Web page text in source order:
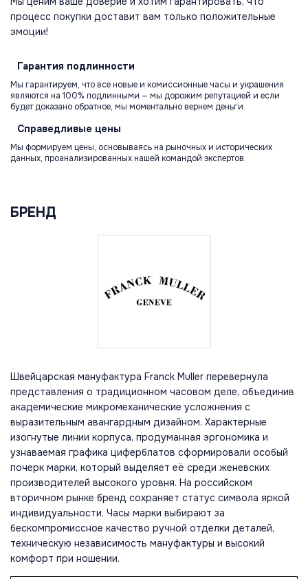
процесс покупки доставит вам только положительные
эмоции!
Гарантия подлинности
Мы гарантируем, что все новые и комиссионные часы и украшения
являются на 100% подлинными — мы дорожим репутацией и если
будет доказано обратное, мы моментально вернем деньги.
Справедливые цены
Мы формируем цены, основываясь на рыночных и исторических
данных, проанализированных нашей командой экспертов.
БРЕНД
Швейцарская мануфактура Franck Muller перевернула
представления о традиционном часовом деле, объединив
академические микромеханические усложнения с
выразительным авангардным дизайном. Характерные
изогнутые линии корпуса, продуманная эргономика и
узнаваемая графика циферблатов сформировали особый
почерк марки, который выделяет её среди женевских
производителей высокого уровня. На российском
вторичном рынке бренд сохраняет статус символа яркой
индивидуальности. Часы марки выбирают за
бескомпромиссное качество ручной отделки деталей,
техническую независимость мануфактуры и высокий
комфорт при ношении.